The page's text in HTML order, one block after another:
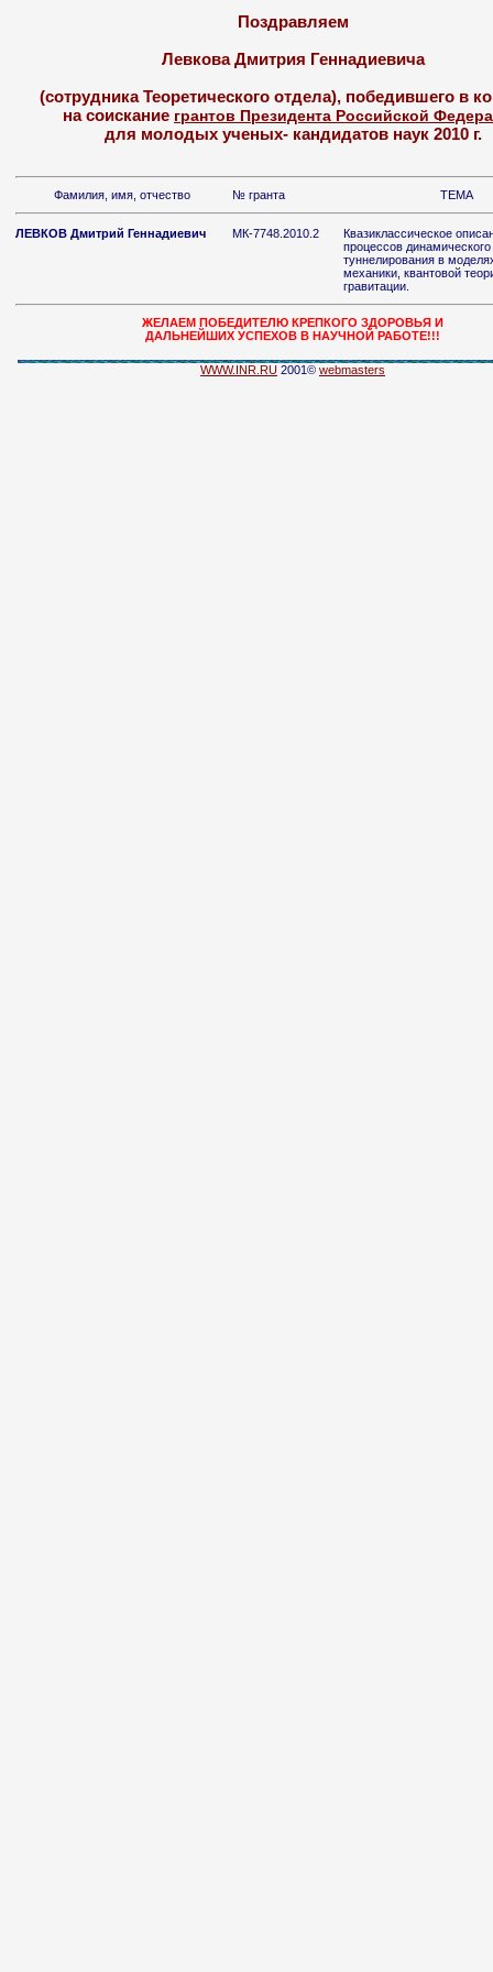
Поздравляем
Левкова Дмитрия Геннадиевича
(сотрудника Теоретического отдела), победившего в
на соискание грантов Президента Российской
для молодых ученых- кандидатов наук 2010 г.
Фамилия, имя, отчество № гранта ТЕМА
ЛЕВКОВ Дмитрий Геннадиевич МК-7748.2010.2
Квазиклассическое
процессов динамического
туннелирования в
механики, квантовой
гравитации.
ЖЕЛАЕМ ПОБЕДИТЕЛЮ КРЕПКОГО ЗДОРОВЬЯ И
ДАЛЬНЕЙШИХ УСПЕХОВ В НАУЧНОЙ РАБОТЕ!!!
WWW.INR.RU 2001© webmasters